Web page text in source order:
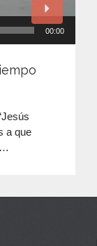
00:00
a que